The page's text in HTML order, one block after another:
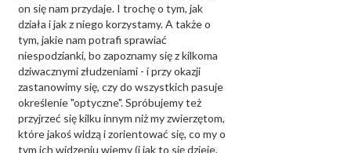
on się nam przydaje. I trochę o tym, jak
działa i jak z niego korzystamy. A także o
tym, jakie nam potrafi sprawiać
niespodzianki, bo zapoznamy się z kilkoma
dziwacznymi złudzeniami - i przy okazji
zastanowimy się, czy do wszystkich pasuje
określenie "optyczne". Spróbujemy też
przyjrzeć się kilku innym niż my zwierzętom,
które jakoś widzą i zorientować się, co my o
tym ich widzeniu wiemy (i jak to się dzieje,